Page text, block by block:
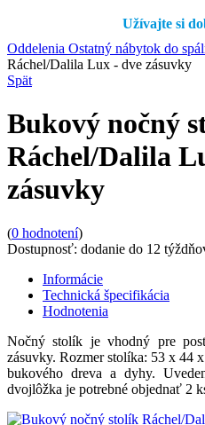
Užívajte si
Oddelenia Ostatný nábytok do
Ráchel/Dalila Lux - dve zásuvky
Spät
Bukový nočný
Ráchel/Dalila
zásuvky
(0 hodnotení)
Dostupnosť: dodanie do 12
Informácie
Technická špecifikácia
Hodnotenia
Nočný stolík je vhodný pre
zásuvky. Rozmer stolíka: 53 x 44
bukového dreva a dyhy.
dvojlôžka je potrebné objednať 2